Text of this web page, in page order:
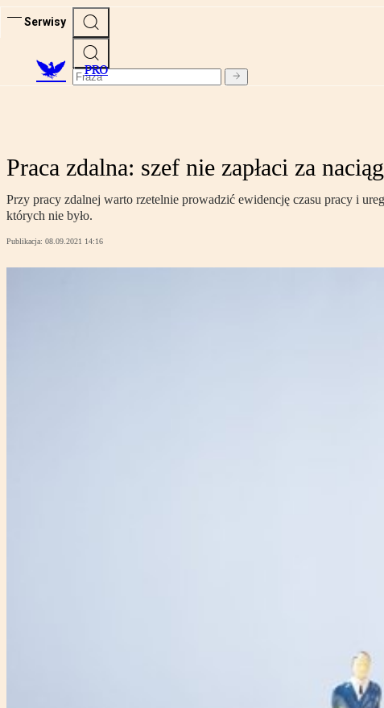
Serwisy
PRO
Praca zdalna: szef nie zapłaci za
Przy pracy zdalnej warto rzetelnie prowadzić ewidencję czasu pracy i
których nie było.
Publikacja: 08.09.2021 14:16